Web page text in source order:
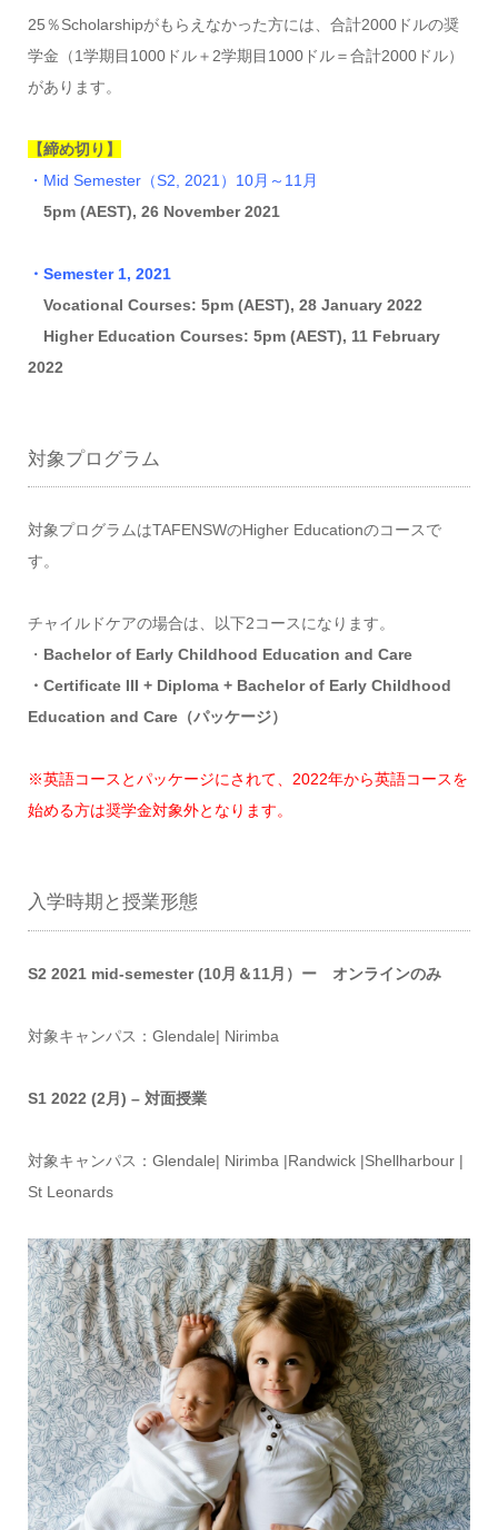
25％Scholarshipがもらえなかった方には、合計2000ドルの奨
学金（1学期目1000ドル＋2学期目1000ドル＝合計2000ドル）
があります。
【締め切り】
・Mid Semester（S2, 2021）10月～11月
5pm (AEST), 26 November 2021
・Semester 1, 2021
Vocational Courses: 5pm (AEST), 28 January 2022
Higher Education Courses: 5pm (AEST), 11 February
2022
対象プログラム
対象プログラムはTAFENSWのHigher Educationのコースで
す。
チャイルドケアの場合は、以下2コースになります。
・ Bachelor of Early Childhood Education and Care
・Certificate III + Diploma + Bachelor of Early Childhood
Education and Care（パッケージ）
※英語コースとパッケージにされて、2022年から英語コースを
始める方は奨学金対象外となります。
入学時期と授業形態
S2 2021 mid-semester (10月＆11月）ー オンラインのみ
対象キャンパス：Glendale| Nirimba
S1 2022 (2月) – 対面授業
対象キャンパス：Glendale| Nirimba |Randwick |Shellharbour |
St Leonards